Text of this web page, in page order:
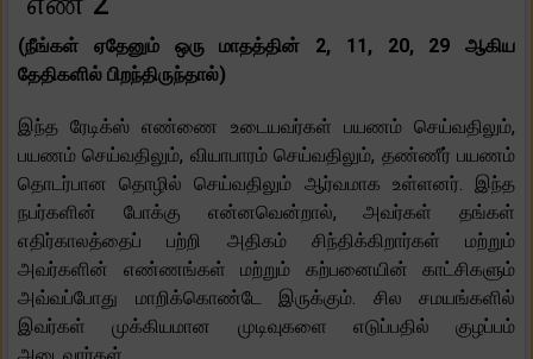
(நீங்கள் ஏதேனும் ஒரு மாதத்தின் 2, 11, 20, 29 ஆகிய
தேதிகளில் பிறந்திருந்தால்)
இந்த ரேடிக்ஸ் எண்ணை உடையவர்கள் பயணம் செய்வதிலும்,
பயணம் செய்வதிலும், வியாபாரம் செய்வதிலும், தண்ணீர் பயணம்
தொடர்பான தொழில் செய்வதிலும் ஆர்வமாக உள்ளனர். இந்த
நபர்களின் போக்கு என்னவென்றால், அவர்கள் தங்கள்
எதிர்காலத்தைப் பற்றி அதிகம் சிந்திக்கிறார்கள் மற்றும்
அவர்களின் எண்ணங்கள் மற்றும் கற்பனையின் காட்சிகளும்
அவ்வப்போது மாறிக்கொண்டே இருக்கும். சில சமயங்களில்
இவர்கள் முக்கியமான முடிவுகளை எடுப்பதில் குழப்பம்